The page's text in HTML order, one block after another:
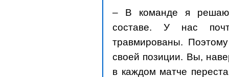
– В команде я
составе. У нас
травмированы.
своей позиции. Вы,
в каждом матче